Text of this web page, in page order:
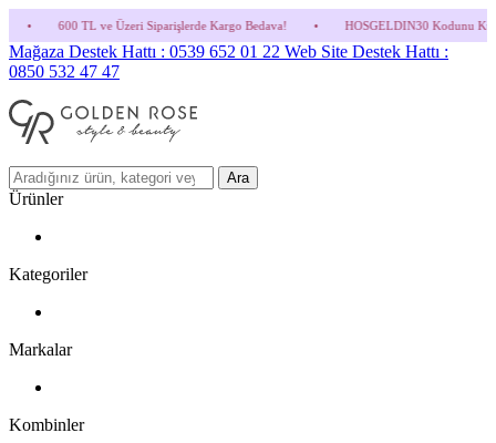
Siparişlerde Kargo Bedava! • HOSGELDIN30 Kodunu Kullanmayı Unutma!
Mağaza Destek Hattı : 0539 652 01 22 Web Site Destek Hattı :
0850 532 47 47
Ara
Ürünler
Kategoriler
Markalar
Kombinler